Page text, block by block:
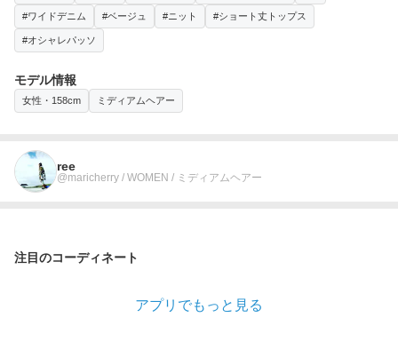
#ワイドデニム #ベージュ #ニット #ショート丈トップス
#オシャレパッソ
モデル情報
女性・158cm ミディアムヘアー
ree
@maricherry / WOMEN / ミディアムヘアー
注目のコーディネート
アプリでもっと見る